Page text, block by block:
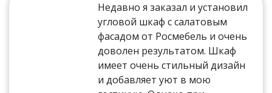
Недавно я заказал и установил
угловой шкаф с салатовым
фасадом от Росмебель и очень
доволен результатом. Шкаф
имеет очень стильный дизайн
и добавляет уют в мою